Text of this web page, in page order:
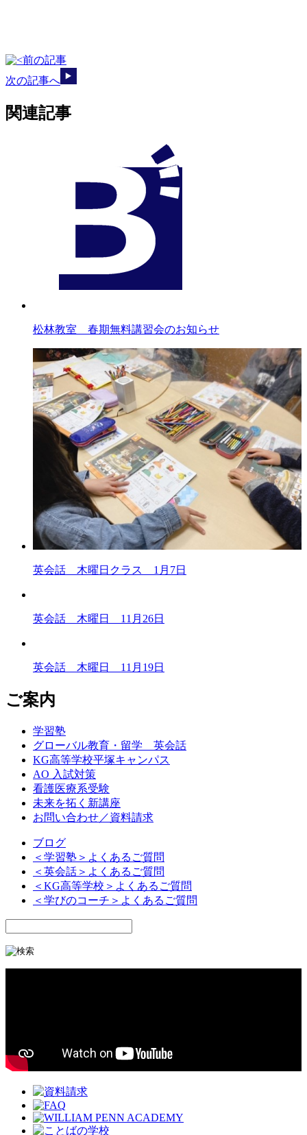
前の記事
次の記事へ
関連記事
松林教室 春期無料講習会のお知らせ
英会話 木曜日クラス 1月7日
英会話 木曜日 11月26日
英会話 木曜日 11月19日
ご案内
学習塾
グローバル教育・留学 英会話
KG高等学校平塚キャンパス
AO 入試対策
看護医療系受験
未来を拓く新講座
お問い合わせ／資料請求
ブログ
＜学習塾＞よくあるご質問
＜英会話＞よくあるご質問
＜KG高等学校＞よくあるご質問
＜学びのコーチ＞よくあるご質問